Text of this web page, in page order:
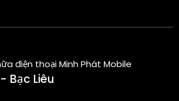
điện thoại Minh Phát Mobile
Bạc Liêu